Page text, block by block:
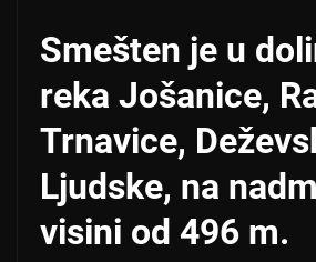
Smešten je u
reka Jošanice,
Trnavice,
Ljudske, na
visini od 496 m.